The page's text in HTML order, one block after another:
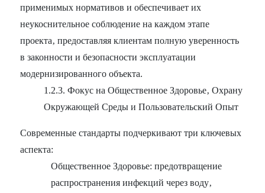
применимых нормативов и обеспечивает их
неукоснительное соблюдение на каждом этапе
проекта‚ предоставляя клиентам полную уверенность
в законности и безопасности эксплуатации
модернизированного объекта.
1.2.3. Фокус на Общественное Здоровье‚ Охрану
Окружающей Среды и Пользовательский Опыт
Современные стандарты подчеркивают три ключевых
аспекта:
Общественное Здоровье: предотвращение
распространения инфекций через воду‚